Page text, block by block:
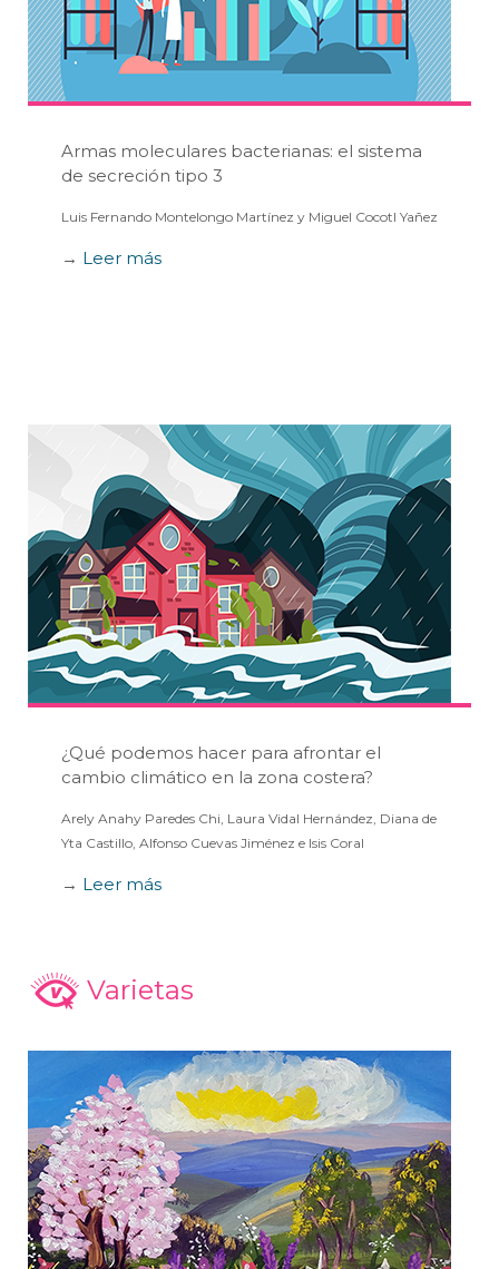
Armas moleculares bacterianas: el sistema
de secreción tipo 3
Luis Fernando Montelongo Martínez y Miguel Cocotl Yañez
→ Leer más
¿Qué podemos hacer para afrontar el
cambio climático en la zona costera?
Arely Anahy Paredes Chi, Laura Vidal Hernández, Diana de
Yta Castillo, Alfonso Cuevas Jiménez e Isis Coral
→ Leer más
Varietas